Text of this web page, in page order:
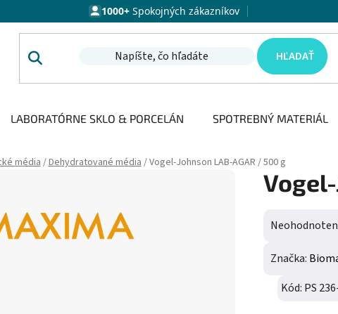
1000+Spokojných zákazníkov
HĽADAŤ
LABORATÓRNE SKLO & PORCELÁN SPOTREBNÝ MATERIÁL
média /Dehydratované média /Vogel-Johnson LAB-AGAR / 500 g
Priemerné
Značka:
Kód: PS